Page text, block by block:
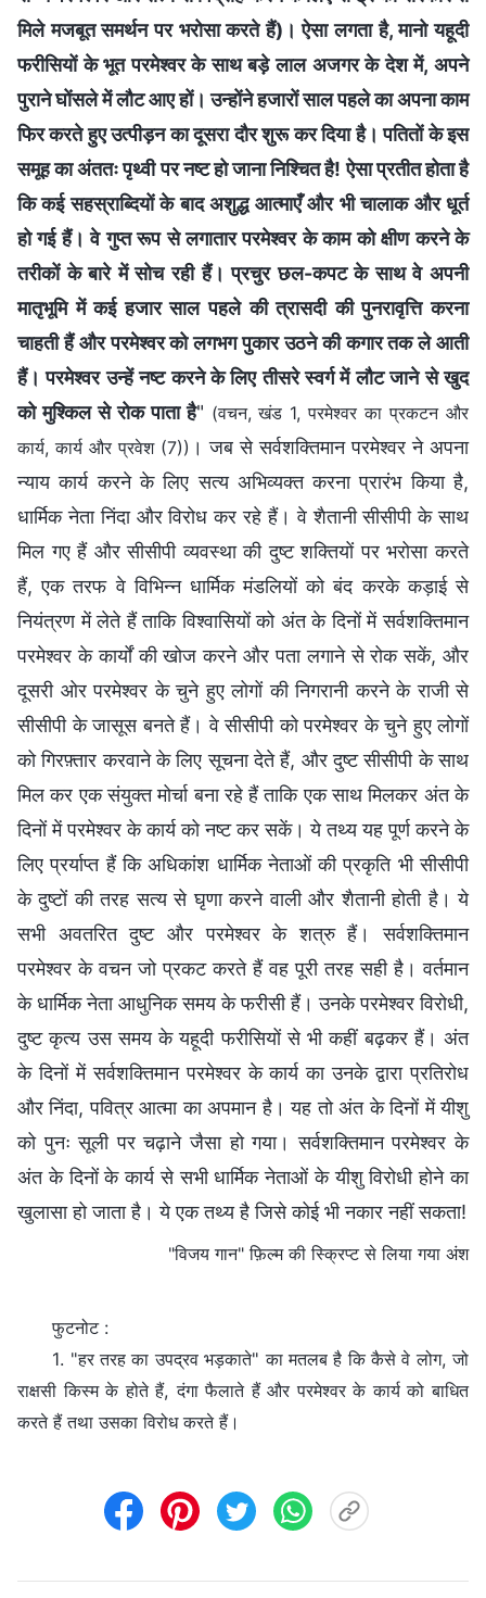
मिले मजबूत समर्थन पर भरोसा करते हैं)। ऐसा लगता है, मानो यहूदी
फरीसियों के भूत परमेश्वर के साथ बड़े लाल अजगर के देश में, अपने
पुराने घोंसले में लौट आए हों। उन्होंने हजारों साल पहले का अपना काम
फिर करते हुए उत्पीड़न का दूसरा दौर शुरू कर दिया है। पतितों के इस
समूह का अंततः पृथ्वी पर नष्ट हो जाना निश्चित है! ऐसा प्रतीत होता है
कि कई सहस्राब्दियों के बाद अशुद्ध आत्माएँ और भी चालाक और धूर्त
हो गई हैं। वे गुप्त रूप से लगातार परमेश्वर के काम को क्षीण करने के
तरीकों के बारे में सोच रही हैं। प्रचुर छल-कपट के साथ वे अपनी
मातृभूमि में कई हजार साल पहले की त्रासदी की पुनरावृत्ति करना
चाहती हैं और परमेश्वर को लगभग पुकार उठने की कगार तक ले आती
हैं। परमेश्वर उन्हें नष्ट करने के लिए तीसरे स्वर्ग में लौट जाने से खुद
को मुश्किल से रोक पाता है" (वचन, खंड 1, परमेश्वर का प्रकटन और
कार्य, कार्य और प्रवेश (7)) । जब से सर्वशक्तिमान परमेश्‍वर ने अपना
न्याय कार्य करने के लिए सत्य अभिव्यक्त करना प्रारंभ किया है,
धार्मिक नेता निंदा और विरोध कर रहे हैं। वे शैतानी सीसीपी के साथ
मिल गए हैं और सीसीपी व्यवस्था की दुष्ट शक्तियों पर भरोसा करते
हैं, एक तरफ वे विभिन्न धार्मिक मंडलियों को बंद करके कड़ाई से
नियंत्रण में लेते हैं ताकि विश्वासियों को अंत के दिनों में सर्वशक्तिमान
परमेश्‍वर के कार्यों की खोज करने और पता लगाने से रोक सकें, और
दूसरी ओर परमेश्‍वर के चुने हुए लोगों की निगरानी करने के राजी से
सीसीपी के जासूस बनते हैं। वे सीसीपी को परमेश्‍वर के चुने हुए लोगों
को गिरफ़्तार करवाने के लिए सूचना देते हैं, और दुष्ट सीसीपी के साथ
मिल कर एक संयुक्त मोर्चा बना रहे हैं ताकि एक साथ मिलकर अंत के
दिनों में परमेश्‍वर के कार्य को नष्ट कर सकें। ये तथ्य यह पूर्ण करने के
लिए प्रर्याप्त हैं कि अधिकांश धार्मिक नेताओं की प्रकृति भी सीसीपी
के दुष्टों की तरह सत्य से घृणा करने वाली और शैतानी होती है। ये
सभी अवतरित दुष्ट और परमेश्‍वर के शत्रु हैं। सर्वशक्तिमान
परमेश्‍वर के वचन जो प्रकट करते हैं वह पूरी तरह सही है। वर्तमान
के धार्मिक नेता आधुनिक समय के फरीसी हैं। उनके परमेश्‍वर विरोधी,
दुष्ट कृत्य उस समय के यहूदी फरीसियों से भी कहीं बढ़कर हैं। अंत
के दिनों में सर्वशक्तिमान परमेश्‍वर के कार्य का उनके द्वारा प्रतिरोध
और निंदा, पवित्र आत्मा का अपमान है। यह तो अंत के दिनों में यीशु
को पुनः सूली पर चढ़ाने जैसा हो गया। सर्वशक्तिमान परमेश्‍वर के
अंत के दिनों के कार्य से सभी धार्मिक नेताओं के यीशु विरोधी होने का
खुलासा हो जाता है। ये एक तथ्य है जिसे कोई भी नकार नहीं सकता!
"विजय गान" फ़िल्म की स्क्रिप्ट से लिया गया अंश
फुटनोट :
1. "हर तरह का उपद्रव भड़काते" का मतलब है कि कैसे वे लोग, जो
राक्षसी किस्म के होते हैं, दंगा फैलाते हैं और परमेश्वर के कार्य को बाधित
करते हैं तथा उसका विरोध करते हैं।